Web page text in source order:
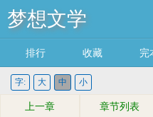
梦想文学
排行 收藏 完
字: 大 中 小
上一章 章节列表